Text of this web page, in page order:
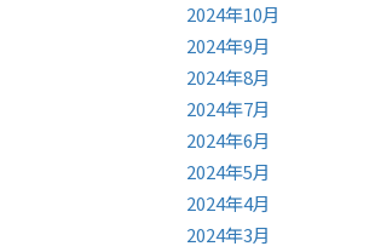
2024年10月
2024年9月
2024年8月
2024年7月
2024年6月
2024年5月
2024年4月
2024年3月